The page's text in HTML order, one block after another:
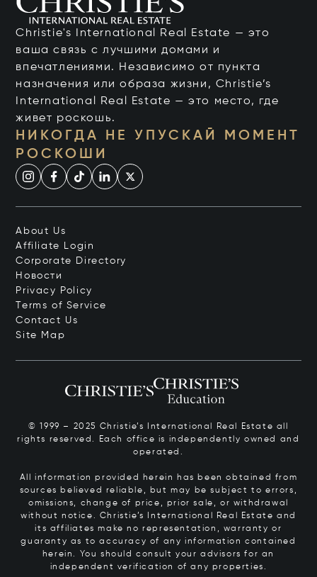
Christie's International Real Estate — это
ваша связь с лучшими домами и
впечатлениями. Независимо от пункта
назначения или образа жизни, Christie’s
International Real Estate — это место, где
живет роскошь.
НИКОГДА НЕ УПУСКАЙ МОМЕНТ
РОСКОШИ
About Us
Affiliate Login
Corporate Directory
Новости
Privacy Policy
Terms of Service
Contact Us
Site Map
© 1999 – 2025 Christie’s International Real Estate all
rights reserved. Each office is independently owned and
operated.
All information provided herein has been obtained from
sources believed reliable, but may be subject to errors,
omissions, change of price, prior sale, or withdrawal
without notice. Christie’s International Real Estate and
its affiliates make no representation, warranty or
guaranty as to accuracy of any information contained
herein. You should consult your advisors for an
independent verification of any properties.